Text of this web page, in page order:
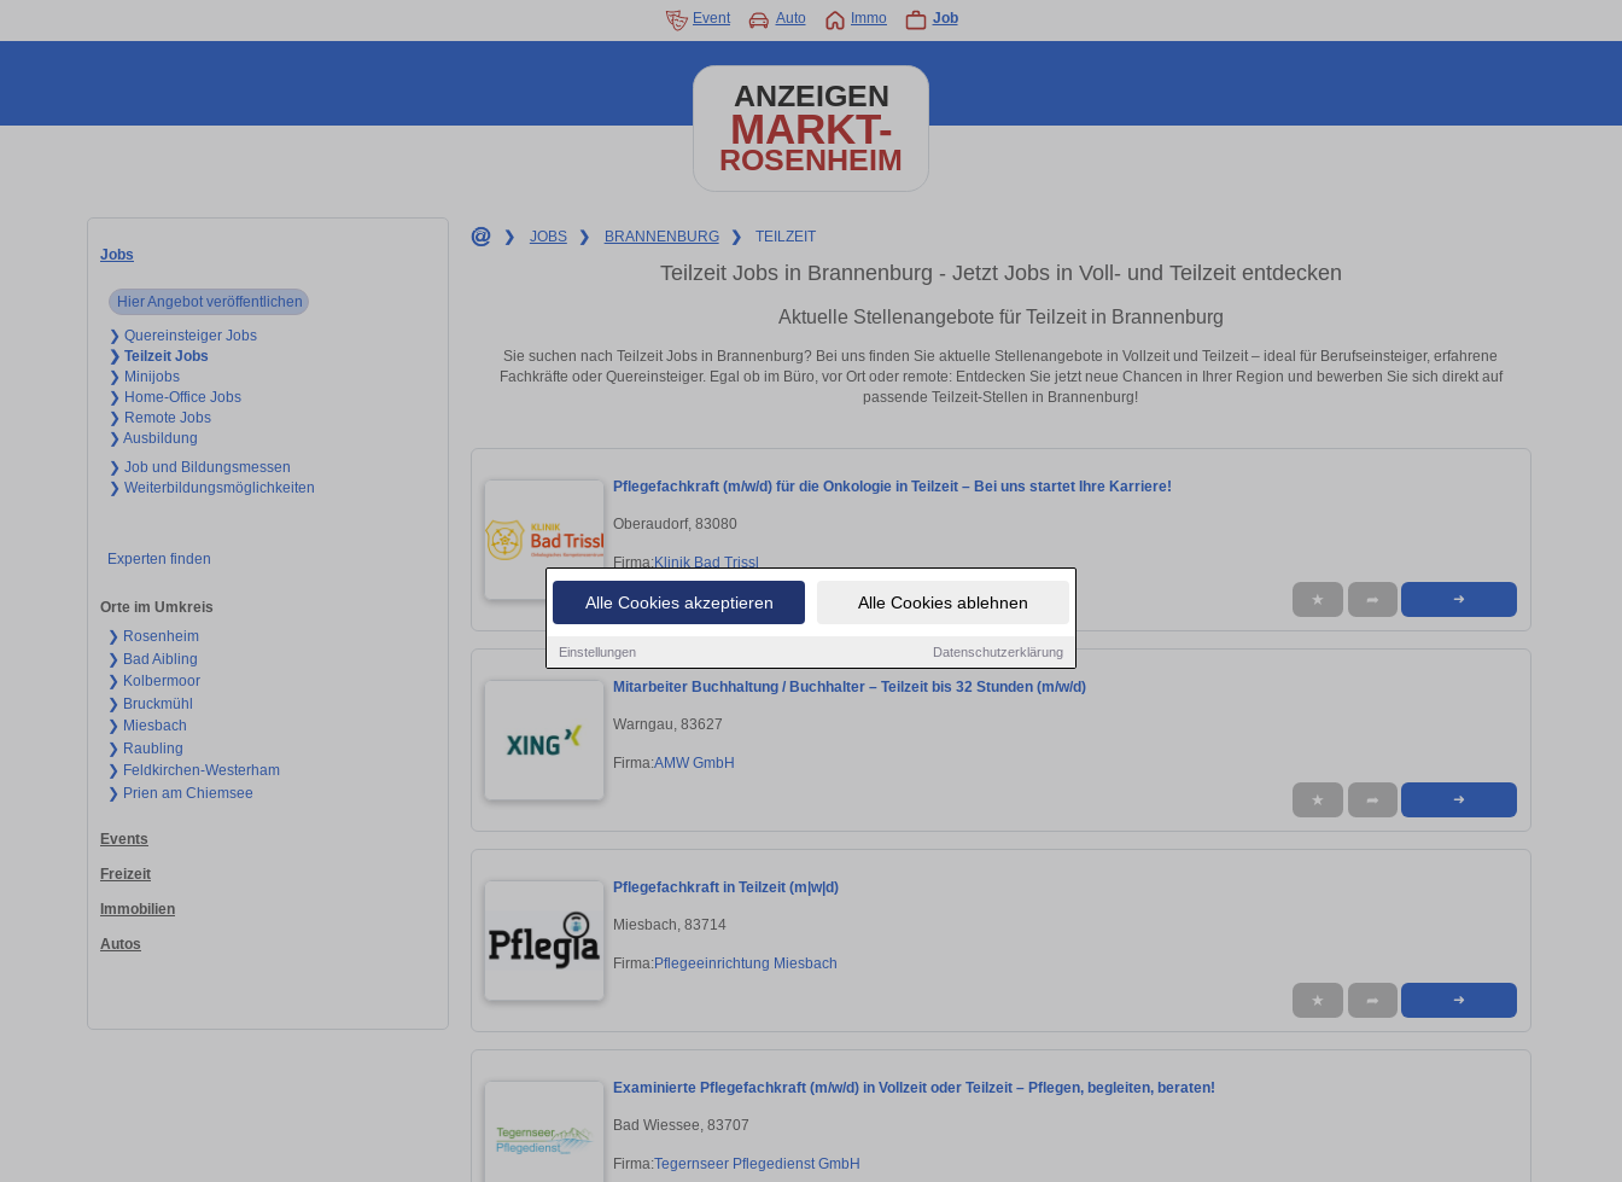
Alle Cookies akzeptieren Alle Cookies ablehnen
Einstellungen Datenschutzerklärung
Event Auto Immo Job
ANZEIGEN
MARKT-
ROSENHEIM
Jobs
Hier Angebot veröffentlichen
❯ Quereinsteiger Jobs
❯ Teilzeit Jobs
❯ Minijobs
❯ Home-Office Jobs
❯ Remote Jobs
❯ Ausbildung
❯ Job und Bildungsmessen
❯ Weiterbildungsmöglichkeiten
Experten finden
Orte im Umkreis
❯ Rosenheim
❯ Bad Aibling
❯ Kolbermoor
❯ Bruckmühl
❯ Miesbach
❯ Raubling
❯ Feldkirchen-Westerham
❯ Prien am Chiemsee
Events
Freizeit
Immobilien
Autos
❯ JOBS ❯ BRANNENBURG ❯ TEILZEIT
Teilzeit Jobs in Brannenburg - Jetzt Jobs in Voll- und Teilzeit entdecken
Aktuelle Stellenangebote für Teilzeit in Brannenburg
Sie suchen nach Teilzeit Jobs in Brannenburg? Bei uns finden Sie aktuelle Stellenangebote in Vollzeit und Teilzeit – ideal für Berufseinsteiger, erfahrene
Fachkräfte oder Quereinsteiger. Egal ob im Büro, vor Ort oder remote: Entdecken Sie jetzt neue Chancen in Ihrer Region und bewerben Sie sich direkt auf
passende Teilzeit-Stellen in Brannenburg!
Pflegefachkraft (m/w/d) für die Onkologie in Teilzeit – Bei uns startet Ihre Karriere!
Oberaudorf, 83080
Firma:Klinik Bad Trissl
★ ➦ ➜
Mitarbeiter Buchhaltung / Buchhalter – Teilzeit bis 32 Stunden (m/w/d)
Warngau, 83627
Firma:AMW GmbH
★ ➦ ➜
Pflegefachkraft in Teilzeit (m|w|d)
Miesbach, 83714
Firma:Pflegeeinrichtung Miesbach
★ ➦ ➜
Examinierte Pflegefachkraft (m/w/d) in Vollzeit oder Teilzeit – Pflegen, begleiten, beraten!
Bad Wiessee, 83707
Firma:Tegernseer Pflegedienst GmbH